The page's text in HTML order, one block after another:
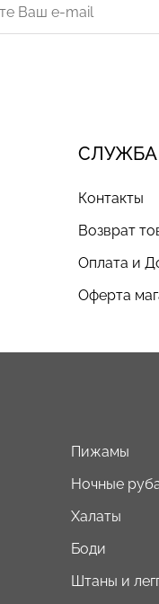
Контакты
Возврат
Оплата и
Оферта
Пижамы
Ночные
Халаты
Боди
Штаны и